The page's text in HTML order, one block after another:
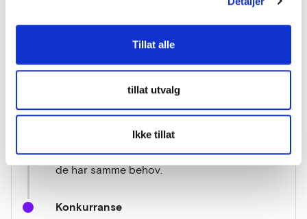
Tillat alle
tillat utvalg
Ikke tillat
av en tidlig dialogkonferanse for å fortelle om
innovasjonspartnerskap. Det vil bli lagt vekt
på å fortelle hvordan en slik prosedyre blir
mobiliseringen av markedet og ulike fagmiljø,
for så å se behovet for eventuelt flere og mer
Det vil også være flere fylkeskommuner og
Statens Vegvesen som følger prosessen da
de har samme behov.
Konkurranse